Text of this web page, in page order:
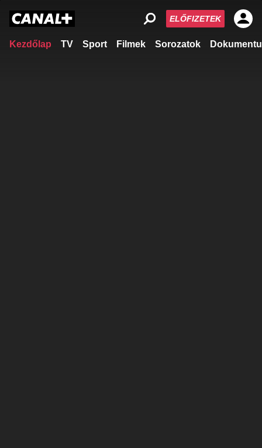
Kezdőlap TV Sport Filmek Sorozatok
ELŐFIZETEK